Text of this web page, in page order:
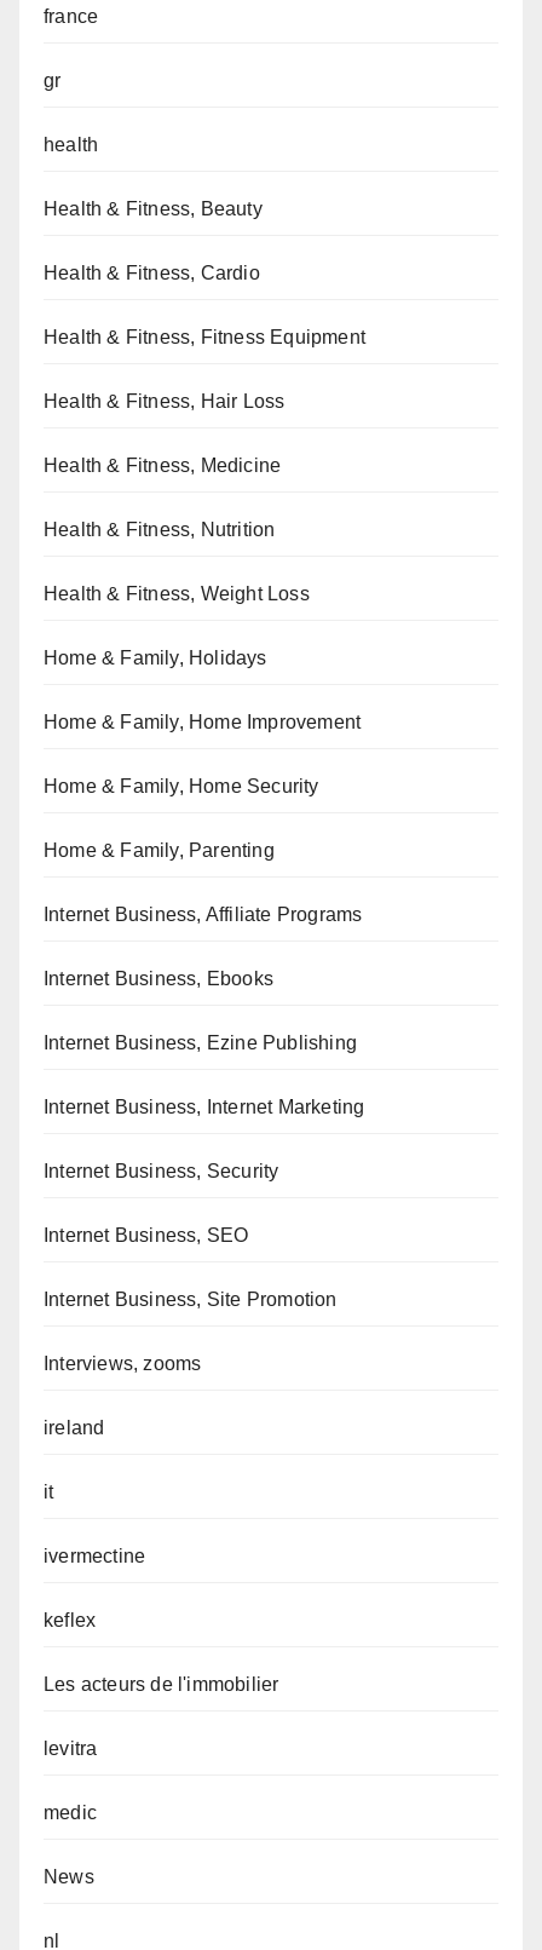
france
gr
health
Health & Fitness, Beauty
Health & Fitness, Cardio
Health & Fitness, Fitness Equipment
Health & Fitness, Hair Loss
Health & Fitness, Medicine
Health & Fitness, Nutrition
Health & Fitness, Weight Loss
Home & Family, Holidays
Home & Family, Home Improvement
Home & Family, Home Security
Home & Family, Parenting
Internet Business, Affiliate Programs
Internet Business, Ebooks
Internet Business, Ezine Publishing
Internet Business, Internet Marketing
Internet Business, Security
Internet Business, SEO
Internet Business, Site Promotion
Interviews, zooms
ireland
it
ivermectine
keflex
Les acteurs de l'immobilier
levitra
medic
News
nl